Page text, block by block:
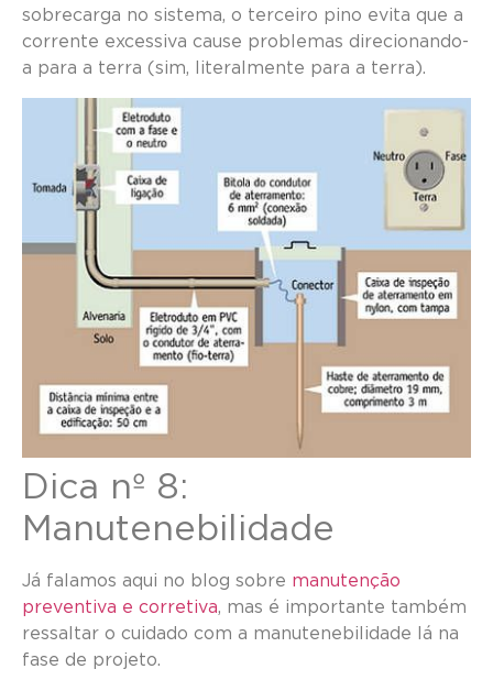
sobrecarga no sistema, o terceiro pino evita que a
corrente excessiva cause problemas direcionando-
a para a terra (sim, literalmente para a terra).
Dica nº 8:
Manutenebilidade
Já falamos aqui no blog sobre manutenção
preventiva e corretiva, mas é importante também
ressaltar o cuidado com a manutenebilidade lá na
fase de projeto.